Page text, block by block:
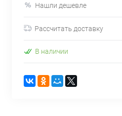
Нашли дешевле
Рассчитать доставку
В наличии